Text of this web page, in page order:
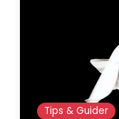
Tips & Guider